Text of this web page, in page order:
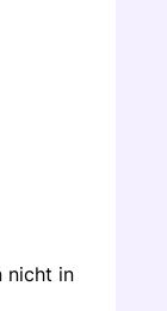
nicht in